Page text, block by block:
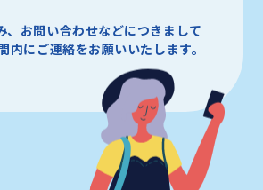
お問い合わせなどにつきまして
内にご連絡をお願いいたします。